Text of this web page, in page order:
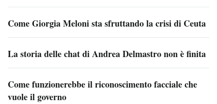
Come Giorgia Meloni sta sfruttando la crisi di Ceuta
La storia delle chat di Andrea Delmastro non è finita
Come funzionerebbe il riconoscimento facciale che
vuole il governo